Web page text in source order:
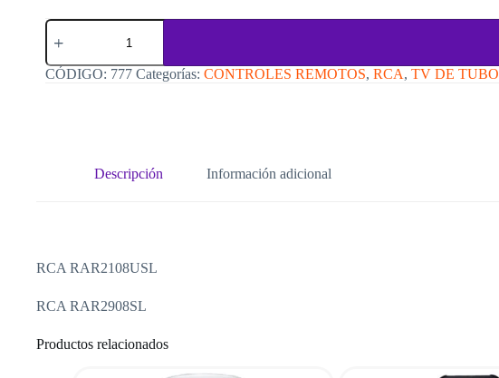
Control
Remoto
C777
CÓDIGO: 777 Categorías: CONTROLES REMOTOS, RCA, TV DE TUBO
Descripción Información adicional
RCA RAR2108USL
RCA RAR2908SL
Productos relacionados